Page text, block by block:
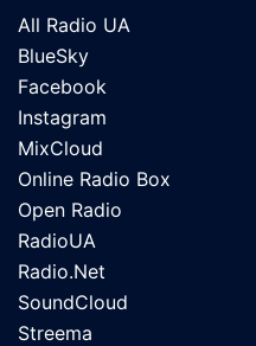
All Radio UA
BlueSky
Facebook
Instagram
MixCloud
Online Radio Box
Open Radio
RadioUA
Radio.Net
SoundCloud
Streema